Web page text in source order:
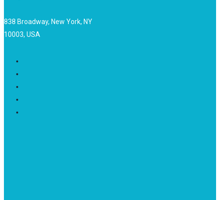
838 Broadway, New York, NY
10003, USA